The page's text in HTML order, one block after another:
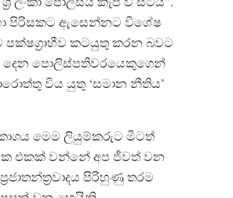
පිරිසකට ඇසෙන්නට විශේෂ
පක්ෂග්‍රාහීව කටයුතු කරන බවට
පොලිස්පතිවරයෙකුගෙන්
විය යුතු ‘සමාන නීතිය’
මෙම ලියුම්කරුට මීටත්
එකක් වන්නේ අප ජීවත් වන
ප්‍රජාතන්ත්‍රවාදය පිරිහුණු තරම